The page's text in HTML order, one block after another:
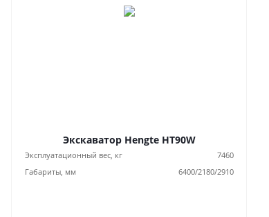
Экскаватор Hengte HT90W
Эксплуатационный вес, кг
7460
Габариты, мм
6400/2180/2910